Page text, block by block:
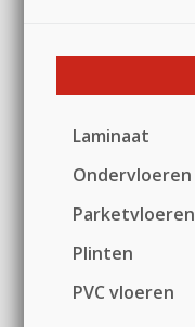
Laminaat
Ondervloeren
Parketvloeren
Plinten
PVC vloeren